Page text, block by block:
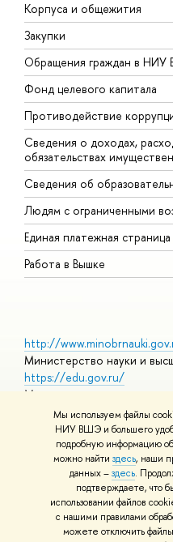
Мы используем файлы
НИУ ВШЭ и большего
подробную информацию
можно найти здесь, наши
данных –здесь.
подтверждаете, что
использовании файлов
с нашими правилами
можете отключить
Корпуса и общежития
Закупки
Обращения граждан в
Фонд целевого капитала
Противодействие
Сведения о доходах,
обязательствах
Сведения об
Людям с ограниченными
Единая платежная страница
Работа в Вышке
http://
Министерство науки и
https://edu.gov.ru/
Министерство
https://elearning.hse.ru/
Массовые открытые
© НИУ ВШЭ 1993–2026
использования материалов
Шрифты HSE Sans и HSE Slab